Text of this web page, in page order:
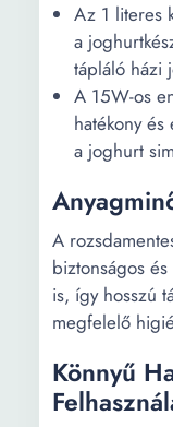
Az 1 literes
a
tápláló házi
A 15W-os
hatékony
a joghurt
A
biztonságos
is, így hosszú
megfelelő
Könnyű